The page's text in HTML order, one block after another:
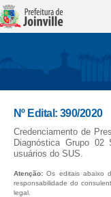
Nº Edital: 390/2020
Credenciamento de
Diagnóstica Grupo 02
usuários do SUS.
Atenção: Os editais abaixo
responsabilidade do
legal.